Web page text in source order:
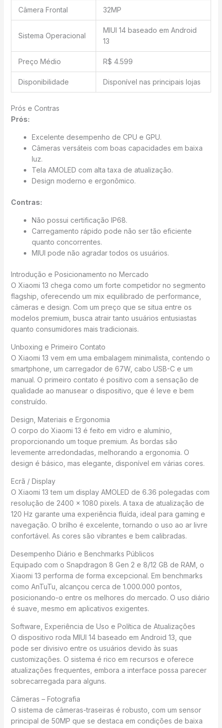
Câmera Frontal 32MP
Sistema Operacional
MIUI 14 baseado em Android
13
Preço Médio R$ 4.599
Disponibilidade Disponível nas principais lojas
Prós e Contras
Prós:
Excelente desempenho de CPU e GPU.
Câmeras versáteis com boas capacidades em baixa
luz.
Tela AMOLED com alta taxa de atualização.
Design moderno e ergonômico.
Contras:
Não possui certificação IP68.
Carregamento rápido pode não ser tão eficiente
quanto concorrentes.
MIUI pode não agradar todos os usuários.
Introdução e Posicionamento no Mercado
O Xiaomi 13 chega como um forte competidor no segmento
flagship, oferecendo um mix equilibrado de performance,
câmeras e design. Com um preço que se situa entre os
modelos premium, busca atrair tanto usuários entusiastas
quanto consumidores mais tradicionais.
Unboxing e Primeiro Contato
O Xiaomi 13 vem em uma embalagem minimalista, contendo o
smartphone, um carregador de 67W, cabo USB-C e um
manual. O primeiro contato é positivo com a sensação de
qualidade ao manusear o dispositivo, que é leve e bem
construído.
Design, Materiais e Ergonomia
O corpo do Xiaomi 13 é feito em vidro e alumínio,
proporcionando um toque premium. As bordas são
levemente arredondadas, melhorando a ergonomia. O
design é básico, mas elegante, disponível em várias cores.
Ecrã / Display
O Xiaomi 13 tem um display AMOLED de 6.36 polegadas com
resolução de 2400 x 1080 pixels. A taxa de atualização de
120 Hz garante uma experiência fluída, ideal para gaming e
navegação. O brilho é excelente, tornando o uso ao ar livre
confortável. As cores são vibrantes e bem calibradas.
Desempenho Diário e Benchmarks Públicos
Equipado com o Snapdragon 8 Gen 2 e 8/12 GB de RAM, o
Xiaomi 13 performa de forma excepcional. Em benchmarks
como AnTuTu, alcançou cerca de 1.000.000 pontos,
posicionando-o entre os melhores do mercado. O uso diário
é suave, mesmo em aplicativos exigentes.
Software, Experiência de Uso e Política de Atualizações
O dispositivo roda MIUI 14 baseado em Android 13, que
pode ser divisivo entre os usuários devido às suas
customizações. O sistema é rico em recursos e oferece
atualizações frequentes, embora a interface possa parecer
sobrecarregada para alguns.
Câmeras – Fotografia
O sistema de câmeras-traseiras é robusto, com um sensor
principal de 50MP que se destaca em condições de baixa